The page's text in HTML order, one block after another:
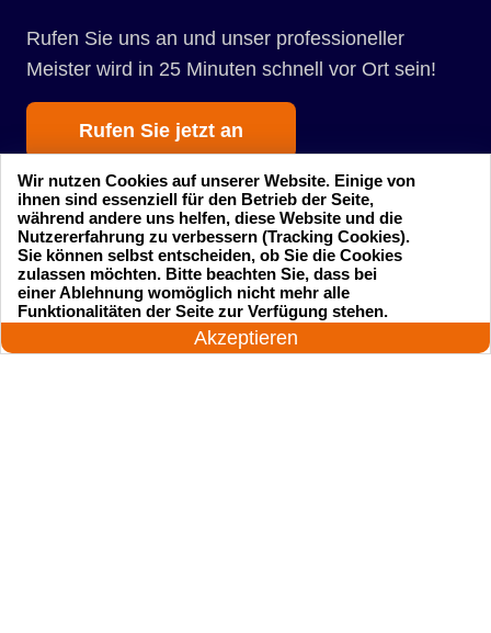
Rufen Sie uns an und unser professioneller
Meister wird in 25 Minuten schnell vor Ort sein!
Rufen Sie jetzt an
Startseite Einsatzgebiete
Preise
24 Stunden am Tag
Akzeptieren
Wir nutzen Cookies auf unserer Website. Einige von
ihnen sind essenziell für den Betrieb der Seite,
während andere uns helfen, diese Website und die
Nutzererfahrung zu verbessern (Tracking Cookies).
Sie können selbst entscheiden, ob Sie die Cookies
zulassen möchten. Bitte beachten Sie, dass bei
einer Ablehnung womöglich nicht mehr alle
Funktionalitäten der Seite zur Verfügung stehen.